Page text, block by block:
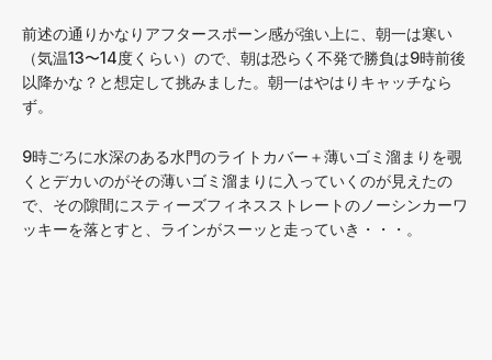
前述の通りかなりアフタースポーン感が強い上に、朝一は寒い
（気温13〜14度くらい）ので、朝は恐らく不発で勝負は9時前後
以降かな？と想定して挑みました。朝一はやはりキャッチなら
ず。
9時ごろに水深のある水門のライトカバー＋薄いゴミ溜まりを覗
くとデカいのがその薄いゴミ溜まりに入っていくのが見えたの
で、その隙間にスティーズフィネスストレートのノーシンカーワ
ッキーを落とすと、ラインがスーッと走っていき・・・。